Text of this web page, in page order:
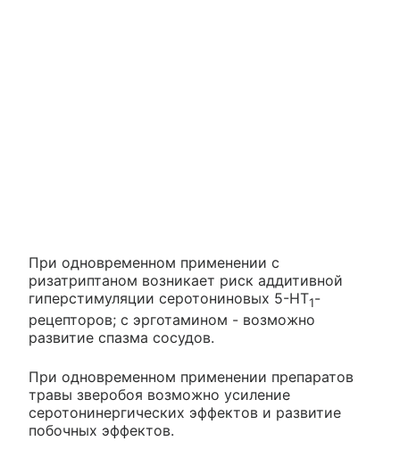
При одновременном применении с
ризатриптаном возникает риск аддитивной
гиперстимуляции серотониновых 5-HT1-
рецепторов; с эрготамином - возможно
развитие спазма сосудов.
При одновременном применении препаратов
травы зверобоя возможно усиление
серотонинергических эффектов и развитие
побочных эффектов.